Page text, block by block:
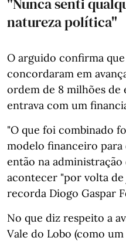
natureza política"
O arguido confirma
concordaram em
ordem de 8 milhões de
entrava com um
"O que foi combinado
modelo financeiro para
então na administração
acontecer "por volta
recorda Diogo Gaspar
No que diz respeito a
Vale do Lobo (como